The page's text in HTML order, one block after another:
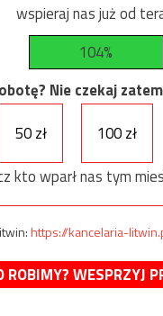
wspieraj nas już od
104%
Nie czekaj
50 zł 100 zł
kto wparł nas tym
https://kancelaria-
ROBIMY? WESPRZYJ